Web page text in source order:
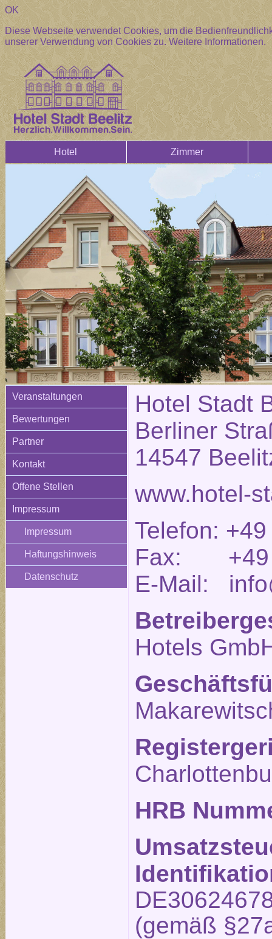
OK
Diese Webseite verwendet Cookies, um die
unserer Verwendung von Cookies zu.Weitere Informationen.
Hotel Zimmer
Veranstaltungen
Bewertungen
Partner
Kontakt
Offene Stellen
Impressum
Impressum
Haftungshinweis
Datenschutz
Hotel Stadt
Berliner
14547
www.hotel-
Telefon:
Fax: +49
E-Mail:
Hotels
HRB
(gemäß